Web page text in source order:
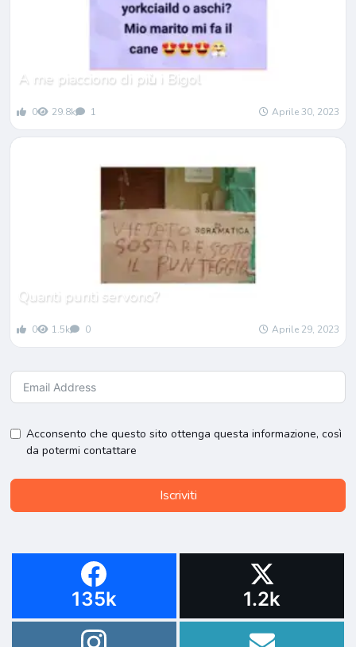
A me piacciono di piùi Bigol
0 29.8k 1 Aprile 30, 2023
Quanti punti servono?
0 1.5k 0 Aprile 29, 2023
Acconsento che questo sito ottenga questa informazione, così
da potermi contattare
Iscriviti
135k 1.2k